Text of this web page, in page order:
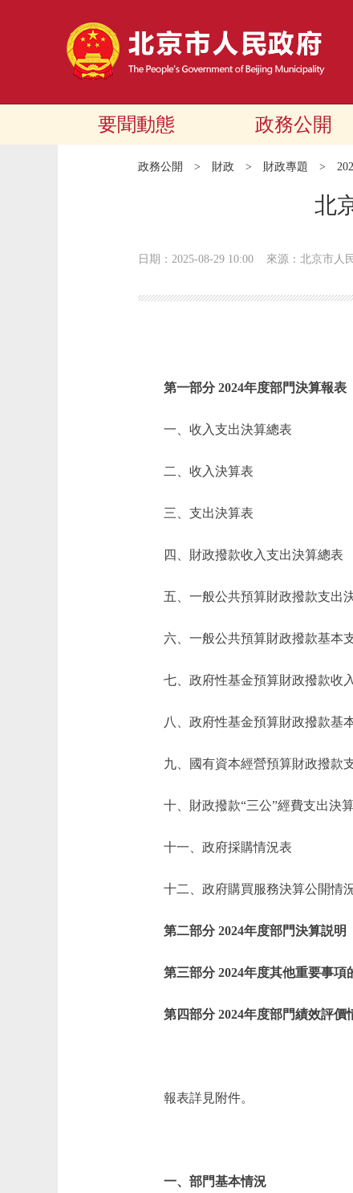
要聞動態 政務公開
政務公開 > 財政 > 財政專題 >
北
日期：2025-08-29 10:00 來源：北京市人
第一部分 2024年度部門決算報表
一、收入支出決算總表
二、收入決算表
三、支出決算表
四、財政撥款收入支出決算總表
五、一般公共預算財政撥款支出
六、一般公共預算財政撥款基本
七、政府性基金預算財政撥款收
八、政府性基金預算財政撥款基
九、國有資本經營預算財政撥款
十、財政撥款“三公”經費支出決
十一、政府採購情況表
十二、政府購買服務決算公開情
第二部分 2024年度部門決算説明
第三部分 2024年度其他重要事項
第四部分 2024年度部門績效評價
報表詳見附件。
一、部門基本情況